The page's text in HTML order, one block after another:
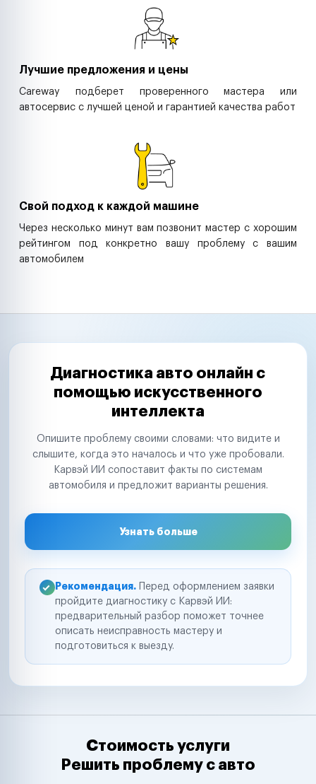
Лучшие предложения и цены
Careway подберет проверенного мастера или
автосервис с лучшей ценой и гарантией качества работ
Свой подход к каждой машине
Через несколько минут вам позвонит мастер с хорошим
рейтингом под конкретно вашу проблему с вашим
автомобилем
Диагностика авто онлайн с
помощью искусственного
интеллекта
Опишите проблему своими словами: что видите и
слышите, когда это началось и что уже пробовали.
Карвэй ИИ сопоставит факты по системам
автомобиля и предложит варианты решения.
Узнать больше
Рекомендация. Перед оформлением заявки
пройдите диагностику с Карвэй ИИ:
предварительный разбор поможет точнее
описать неисправность мастеру и
подготовиться к выезду.
Стоимость услуги
Решить проблему с авто